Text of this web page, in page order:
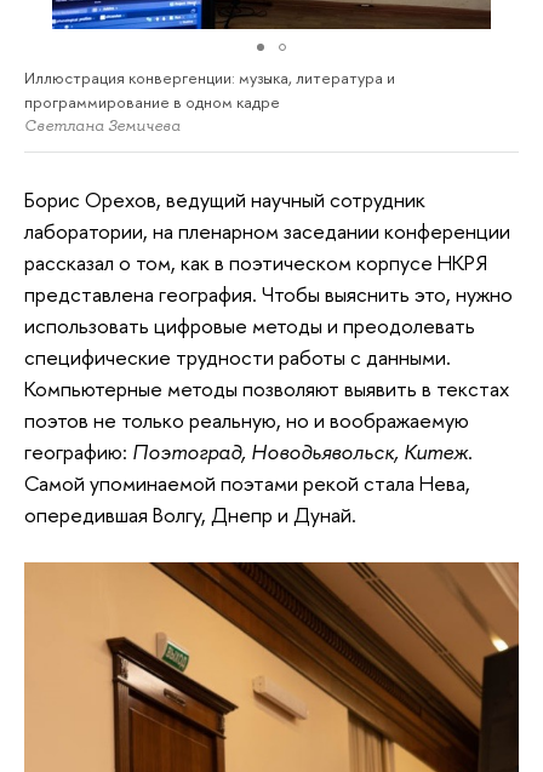
Иллюстрация конвергенции: музыка, литература и
программирование в одном кадре
Светлана Земичева
Борис Орехов, ведущий научный сотрудник
лаборатории, на пленарном заседании конференции
рассказал о том, как в поэтическом корпусе НКРЯ
представлена география. Чтобы выяснить это, нужно
использовать цифровые методы и преодолевать
специфические трудности работы с данными.
Компьютерные методы позволяют выявить в текстах
поэтов не только реальную, но и воображаемую
географию: Поэтоград, Новодьявольск, Китеж.
Самой упоминаемой поэтами рекой стала Нева,
опередившая Волгу, Днепр и Дунай.